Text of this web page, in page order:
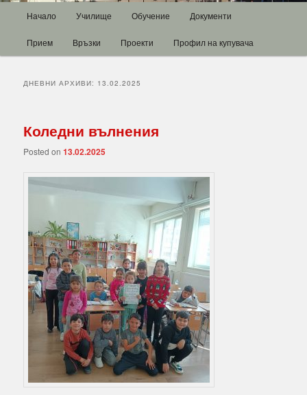
Към
основното
Към
вторичното
Начало Училище Обучение Документи
Прием Връзки Проекти Профил на купувача
ДНЕВНИ АРХИВИ: 13.02.2025
Коледни вълнения
Posted on13.02.2025